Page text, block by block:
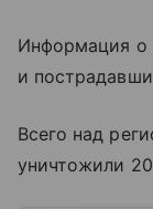
Информация о
и
Всего над
уничтожили